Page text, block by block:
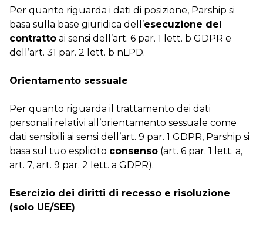
Per quanto riguarda i dati di posizione, Parship si
basa sulla base giuridica dell’esecuzione del
contratto ai sensi dell’art. 6 par. 1 lett. b GDPR e
dell’art. 31 par. 2 lett. b nLPD.
Orientamento sessuale
Per quanto riguarda il trattamento dei dati
personali relativi all’orientamento sessuale come
dati sensibili ai sensi dell’art. 9 par. 1 GDPR, Parship si
basa sul tuo esplicito consenso (art. 6 par. 1 lett. a,
art. 7, art. 9 par. 2 lett. a GDPR).
Esercizio dei diritti di recesso e risoluzione
(solo UE/SEE)